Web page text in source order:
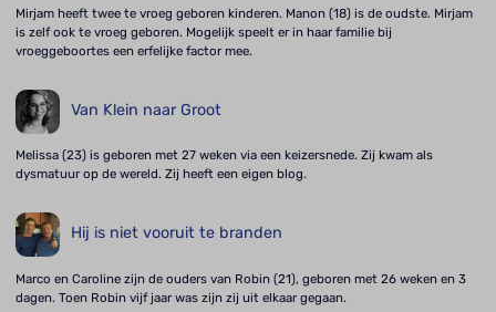
Mirjam heeft twee te vroeg geboren kinderen. Manon (18) is de oudste. Mirjam
is zelf ook te vroeg geboren. Mogelijk speelt er in haar familie bij
vroeggeboortes een erfelijke factor mee.
Van Klein naar Groot
Melissa (23) is geboren met 27 weken via een keizersnede. Zij kwam als
dysmatuur op de wereld. Zij heeft een eigen blog.
Hij is niet vooruit te branden
Marco en Caroline zijn de ouders van Robin (21), geboren met 26 weken en 3
dagen. Toen Robin vijf jaar was zijn zij uit elkaar gegaan.